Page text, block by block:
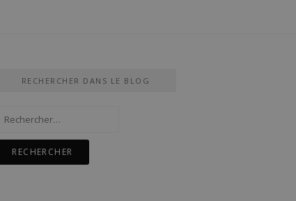
RECHERCHER DANS LE BLOG
Rechercher :